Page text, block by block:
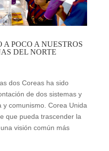
POCO A NUESTROS
DEL NORTE
dos Coreas ha sido
de dos sistemas y
comunismo. Corea Unida
que pueda trascender la
visión común más